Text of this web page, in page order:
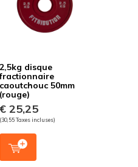
2,5kg disque
fractionnaire
caoutchouc 50mm
(rouge)
€ 25,25
(30,55 Taxes incluses)